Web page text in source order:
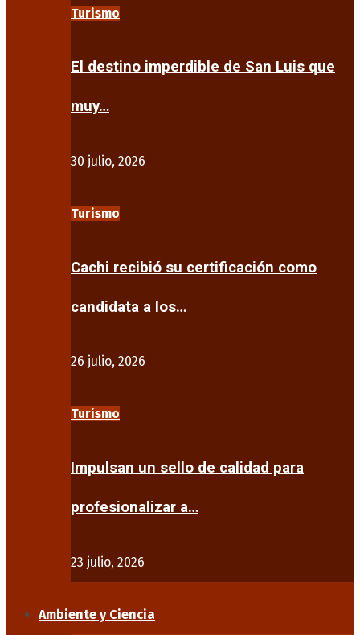
Turismo
El destino imperdible de San Luis que
muy…
30 julio, 2026
Turismo
Cachi recibió su certificación como
candidata a los…
26 julio, 2026
Turismo
Impulsan un sello de calidad para
profesionalizar a…
23 julio, 2026
Ambiente y Ciencia